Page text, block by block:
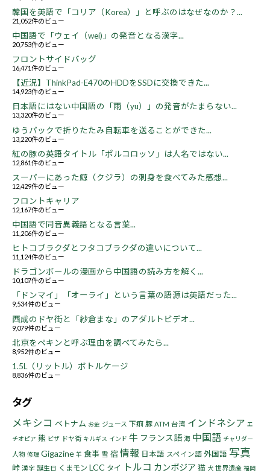
韓国を英語で「コリア（Korea）」と呼ぶのはなぜなのか？...
21,052件のビュー
中国語で「ウェイ（wei)」の発音となる漢字...
20,753件のビュー
フロントサイドバッグ
16,471件のビュー
【近況】ThinkPad-E470のHDDをSSDに交換できた...
14,923件のビュー
日本語にはない中国語の「雨（yu）」の発音がたまらない...
13,320件のビュー
ゆうパックで折りたたみ自転車を送ることができた...
13,220件のビュー
紅の豚の英語タイトル「ポルコロッソ」は人名ではない...
12,861件のビュー
スーパーにあった鯨（クジラ）の刺身を食べてみた感想...
12,429件のビュー
フロントキャリア
12,167件のビュー
中国語で同音異義語となる言葉...
11,206件のビュー
ヒトコブラクダとフタコブラクダの違いについて...
11,124件のビュー
ドラゴンボールの漫画から中国語の読み方を解く...
10,107件のビュー
「ドンマイ」「オーライ」という言葉の語源は英語だった...
9,534件のビュー
西成のドヤ街と「紗倉まな」のアダルトビデオ...
9,079件のビュー
北京をペキンと呼ぶ理由を調べてみたら...
8,952件のビュー
1.5L（リットル）ボトルケージ
8,836件のビュー
タグ
メキシコ ベトナム お金 ジュース 下痢 豚 ATM 台湾 インドネシア エ
チオピア 熊 ビザ ドヤ街 キルギス インド 牛 フランス語 海 中国語 チャリダー
人物 修理 Gigazine 羊 食事 雪 宿 情報 日本語 スペイン語 外国語 写真
峠 漢字 誕生日 くまモン LCC タイ トルコ カンボジア 猫 犬 世界遺産 福岡